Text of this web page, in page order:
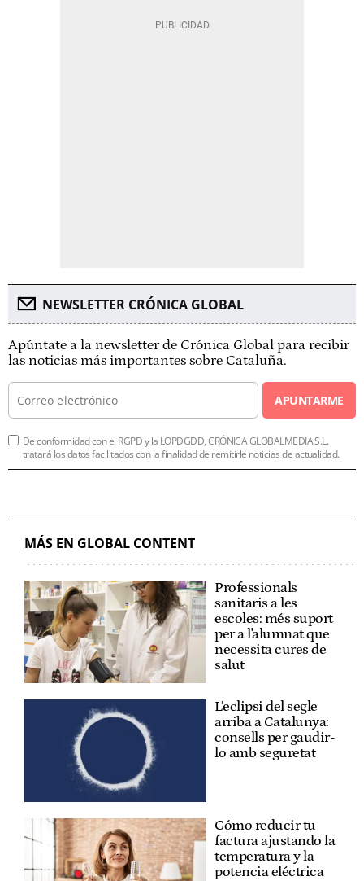
NEWSLETTER CRÓNICA GLOBAL
Apúntate a la newsletter de Crónica Global para recibir
las noticias más importantes sobre Cataluña.
APUNTARME
De conformidad con el RGPD y la LOPDGDD, CRÓNICA GLOBALMEDIA S.L.
tratará los datos facilitados con la finalidad de remitirle noticias de actualidad.
MÁS EN GLOBAL CONTENT
Professionals
sanitaris a les
escoles: més suport
per a l'alumnat que
necessita cures de
salut
L’eclipsi del segle
arriba a Catalunya:
consells per gaudir-
lo amb seguretat
Cómo reducir tu
factura ajustando la
temperatura y la
potencia eléctrica